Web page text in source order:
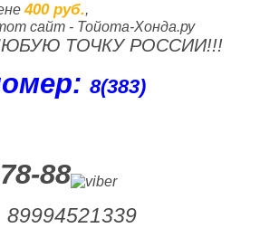
400 руб.,
сайт - Тойота-Хонда.ру
ТОЧКУ РОССИИ!!!
8(383)
88
89994521339